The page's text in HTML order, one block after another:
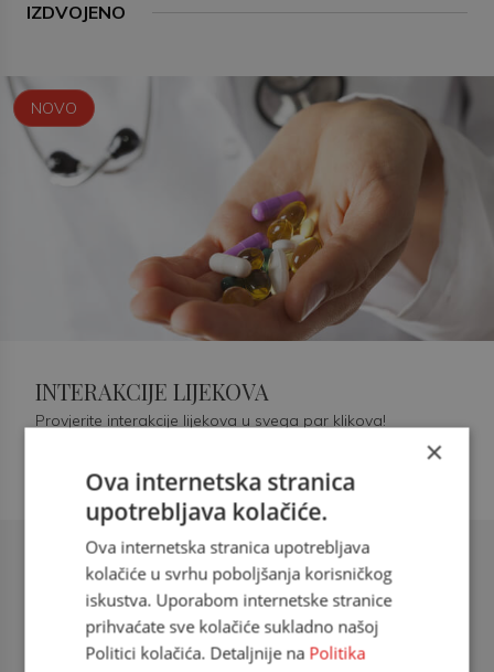
IZDVOJENO
Šećerna bolest tip 2 = kardiovaskularna
doc. dr. sc. Višnja Kokić Maleš,
dr.med., specijalististica
NOVO
INTERAKCIJE LIJEKOVA
Provjerite interakcije lijekova u svega par klikova!
×
Ova internetska stranica
upotrebljava kolačiće.
Ova internetska stranica upotrebljava
kolačiće u svrhu poboljšanja korisničkog
iskustva. Uporabom internetske stranice
prihvaćate sve kolačiće sukladno našoj
Politici kolačića. Detaljnije na Politika